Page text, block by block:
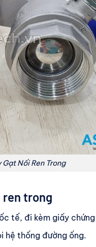
Gạt Nối Ren Trong
ren trong
tế, đi kèm giấy
hệ thống đường ống.